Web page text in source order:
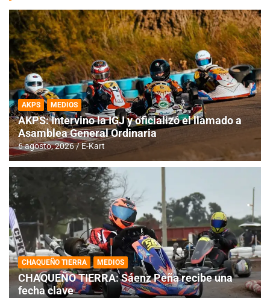
AKPS MEDIOS
AKPS: Intervino la IGJ y oficializó el llamado a
Asamblea General Ordinaria
6 agosto, 2026 E-Kart
CHAQUEÑO TIERRA MEDIOS
CHAQUEÑO TIERRA: Sáenz Peña recibe una
fecha clave